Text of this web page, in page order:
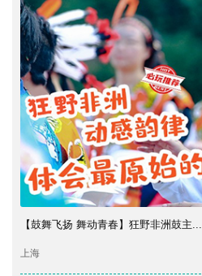
【鼓舞飞扬 舞动青春】狂野非洲鼓主...
上海